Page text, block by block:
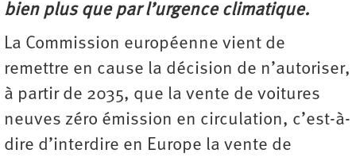
bien plus que par l’urgence climatique.
La Commission européenne vient de
remettre en cause la décision de n’autoriser,
à partir de 2035, que la vente de voitures
neuves zéro émission en circulation, c’est-à-
dire d’interdire en Europe la vente de